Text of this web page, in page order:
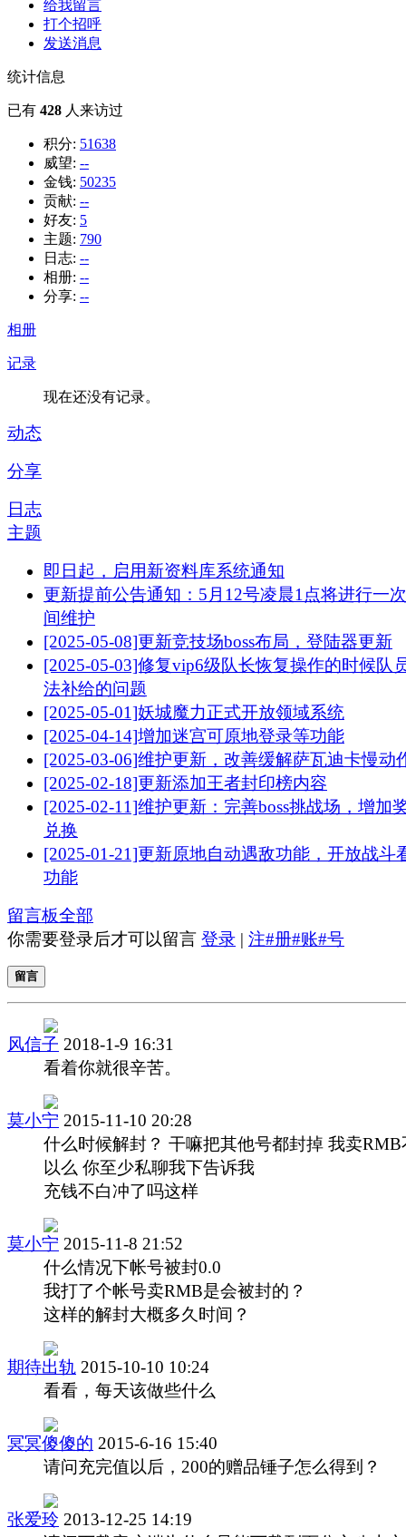
给我留言
打个招呼
发送消息
统计信息
已有 428 人来访过
积分: 51638
威望: --
金钱: 50235
贡献: --
好友: 5
主题: 790
日志: --
相册: --
分享: --
相册
记录
现在还没有记录。
动态
分享
日志
主题
即日起，启用新资料库系统通知
更新提前公告通知：5月12号凌晨1点将进行一
间维护
[2025-05-08]更新竞技场boss布局，登陆器更新
[2025-05-03]修复vip6级队长恢复操作的时候队
法补给的问题
[2025-05-01]妖城魔力正式开放领域系统
[2025-04-14]增加迷宫可原地登录等功能
[2025-03-06]维护更新，改善缓解萨瓦迪卡慢动
[2025-02-18]更新添加王者封印榜内容
[2025-02-11]维护更新：完善boss挑战场，增加
兑换
[2025-01-21]更新原地自动遇敌功能，开放战斗
功能
留言板全部
你需要登录后才可以留言 登录 | 注#册#账#号
留言
风信子 2018-1-9 16:31
看着你就很辛苦。
莫小宁 2015-11-10 20:28
什么时候解封？ 干嘛把其他号都封掉 我卖RMB
以么 你至少私聊我下告诉我
充钱不白冲了吗这样
莫小宁 2015-11-8 21:52
什么情况下帐号被封0.0
我打了个帐号卖RMB是会被封的？
这样的解封大概多久时间？
期待出轨 2015-10-10 10:24
看看，每天该做些什么
冥冥傻傻的 2015-6-16 15:40
请问充完值以后，200的赠品锤子怎么得到？
张爱玲 2013-12-25 14:19